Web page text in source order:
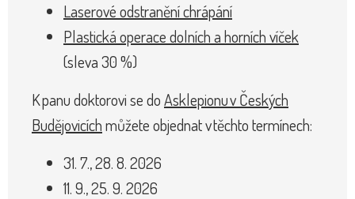
Laserové odstranění chrápání
Plastická operace dolních a horních víček
(sleva 30 %)
K panu doktorovi se doAsklepionu v Českých
Budějovicíchmůžete objednat v těchto termínech:
31. 7., 28. 8. 2026
11. 9., 25. 9. 2026